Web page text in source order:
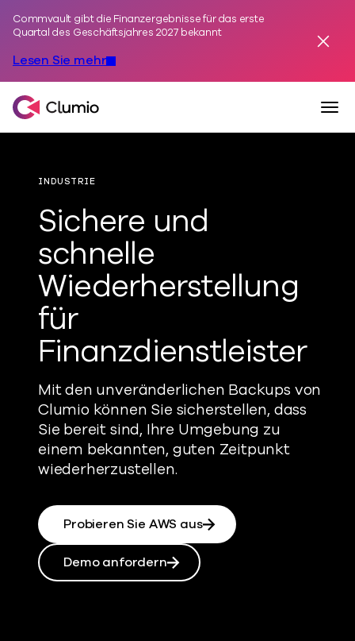
Zum Inhalt springen
Commvault gibt die Finanzergebnisse für das erste
Quartal des Geschäftsjahres 2027 bekannt
Lesen Sie mehr
Alarm
Clumio, ein Commvault-Unternehmen
INDUSTRIE
Sichere und
schnelle
Wiederherstellung
für
Finanzdienstleister
Mit den unveränderlichen Backups von
Clumio können Sie sicherstellen, dass
Sie bereit sind, Ihre Umgebung zu
einem bekannten, guten Zeitpunkt
wiederherzustellen.
Probieren Sie AWS aus
Demo anfordern